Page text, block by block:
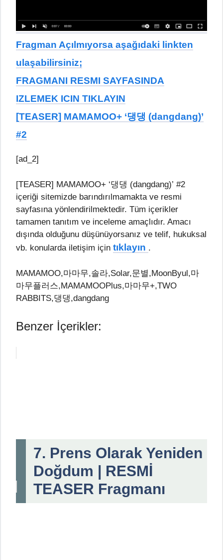
Fragman Açılmıyorsa aşağıdaki linkten
ulaşabilirsiniz;
FRAGMANI RESMI SAYFASINDA
IZLEMEK ICIN TIKLAYIN
[TEASER] MAMAMOO+ ‘댕댕 (dangdang)’
#2
[ad_2]
[TEASER] MAMAMOO+ ‘댕댕 (dangdang)’ #2
içeriği sitemizde barındırılmamakta ve resmi
sayfasına yönlendirilmektedir. Tüm içerikler
tamamen tanıtım ve inceleme amaçlıdır. Amacı
dışında olduğunu düşünüyorsanız ve telif, hukuksal
vb. konularda iletişim için tıklayın .
MAMAMOO,마마무,솔라,Solar,문별,MoonByul,마
마무플러스,MAMAMOOPlus,마마무+,TWO
RABBITS,댕댕,dangdang
Benzer İçerikler:
7. Prens Olarak Yeniden
Doğdum | RESMİ
TEASER Fragmanı